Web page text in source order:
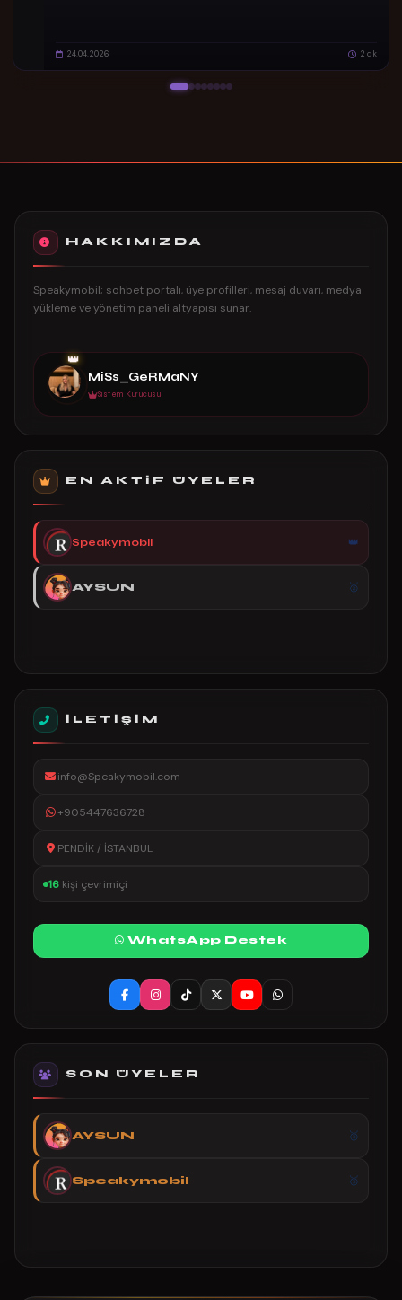
24.04.2026 2 dk
HAKKIMIZDA
Speakymobil; sohbet portalı, üye profilleri, mesaj duvarı, medya
yükleme ve yönetim paneli altyapısı sunar.
👑
MiSs_GeRMaNY
Sistem Kurucusu
EN AKTIF ÜYELER
Speakymobil
AYSUN
İLETIŞIM
info@Speakymobil.com
+905447636728
PENDİK / İSTANBUL
16 kişi çevrimiçi
WhatsApp Destek
SON ÜYELER
AYSUN
Speakymobil